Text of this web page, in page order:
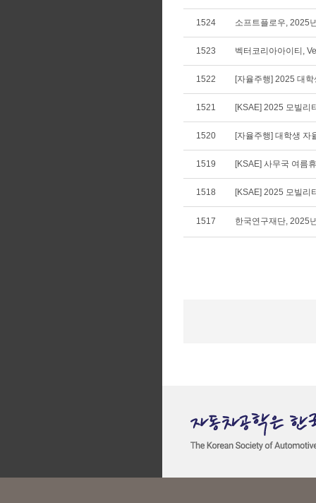
1524 소프트플로우, 2025
1523 벡터코리아아이티,
1522 [자율주행] 2025 대
1521 [KSAE] 2025 모빌리
1520 [자율주행] 대학생 자
1519 [KSAE] 사무국 여름
1518 [KSAE] 2025 모빌리
1517 한국연구재단, 2025